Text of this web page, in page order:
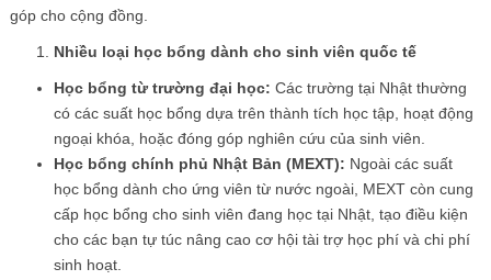
góp cho cộng đồng.
Nhiều loại học bổng dành cho sinh viên quốc tế
Học bổng từ trường đại học: Các trường tại Nhật thường
có các suất học bổng dựa trên thành tích học tập, hoạt động
ngoại khóa, hoặc đóng góp nghiên cứu của sinh viên.
Học bổng chính phủ Nhật Bản (MEXT): Ngoài các suất
học bổng dành cho ứng viên từ nước ngoài, MEXT còn cung
cấp học bổng cho sinh viên đang học tại Nhật, tạo điều kiện
cho các bạn tự túc nâng cao cơ hội tài trợ học phí và chi phí
sinh hoạt.